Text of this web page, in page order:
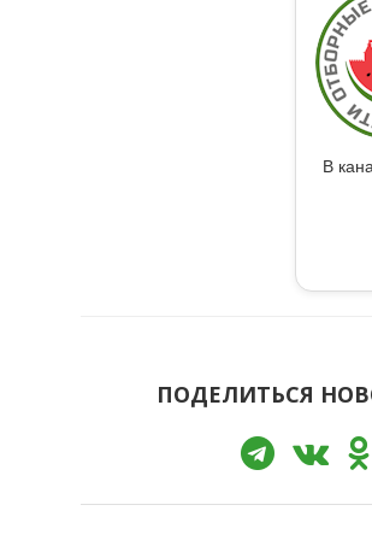
В
ПОДЕЛИТЬСЯ